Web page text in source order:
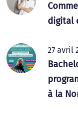
digital
27 avril
à la